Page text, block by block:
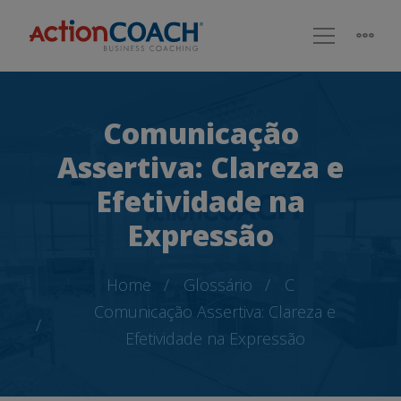
Comunicação
Assertiva: Clareza e
Efetividade na
Expressão
Home Glossário
C
Comunicação Assertiva: Clareza e
Efetividade na Expressão